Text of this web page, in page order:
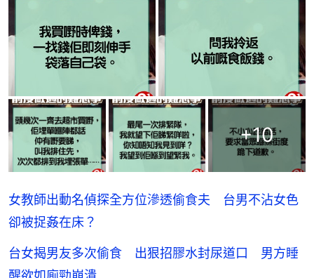
+10
女教師出動名偵探全方位滲透偷食夫 台男不沾女色
卻被捉姦在床？
台女揭男友多次偷食 出狠招膠水封尿道口 男方睡